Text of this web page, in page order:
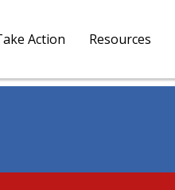
Action Resources